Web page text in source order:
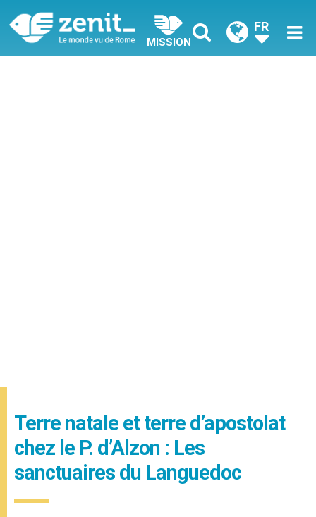
MISSION
FR
Terre natale et terre d’apostolat
chez le P. d’Alzon : Les
sanctuaires du Languedoc